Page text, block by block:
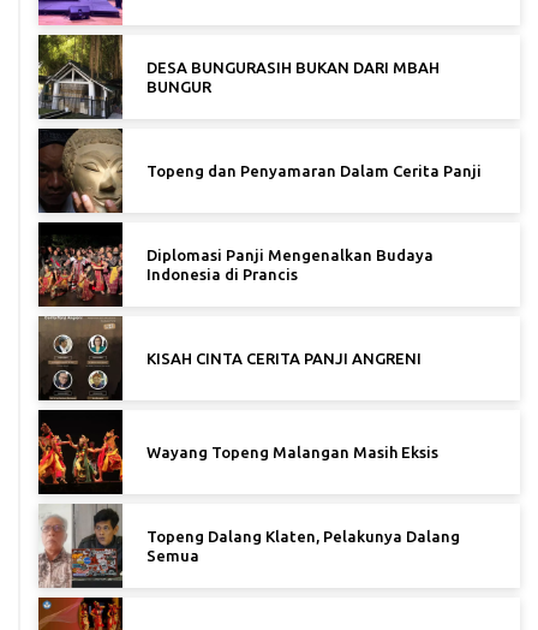
DESA BUNGURASIH BUKAN DARI MBAH
BUNGUR
Topeng dan Penyamaran Dalam Cerita Panji
Diplomasi Panji Mengenalkan Budaya
Indonesia di Prancis
KISAH CINTA CERITA PANJI ANGRENI
Wayang Topeng Malangan Masih Eksis
Topeng Dalang Klaten, Pelakunya Dalang
Semua